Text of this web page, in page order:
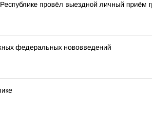
провёл выездной личный приём
федеральных нововведений